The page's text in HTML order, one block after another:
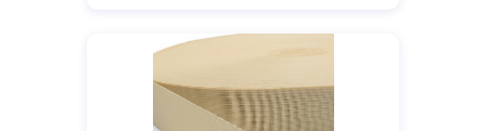
мы
Ваше